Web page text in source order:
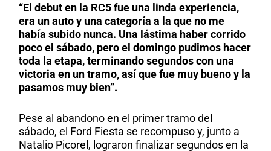
“El debut en la RC5 fue una linda experiencia,
era un auto y una categoría a la que no me
había subido nunca. Una lástima haber corrido
poco el sábado, pero el domingo pudimos hacer
toda la etapa, terminando segundos con una
victoria en un tramo, así que fue muy bueno y la
pasamos muy bien”.
Pese al abandono en el primer tramo del
sábado, el Ford Fiesta se recompuso y, junto a
Natalio Picorel, lograron finalizar segundos en la